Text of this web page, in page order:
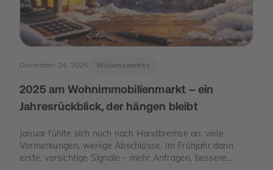
December 24, 2025 Wissenswertes
2025 am Wohnimmobilienmarkt – ein
Jahresrückblick, der hängen bleibt
Januar fühlte sich noch nach Handbremse an: viele
Vormerkungen, wenige Abschlüsse. Im Frühjahr dann
erste, vorsichtige Signale – mehr Anfragen, bessere